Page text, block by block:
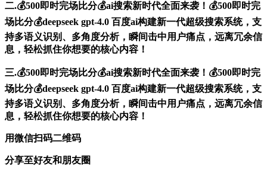
二.💰500即时完场比分💰ai搜索新时代全面来袭！💰500即时完
场比分💰deepseek gpt-4.0 百度ai构建新一代超级搜索系统，支
持多语义识别、多角度分析，瞬间击中用户痛点，远离冗余信
息，轻松抓住你想要的核心内容！
三.💰500即时完场比分💰ai搜索新时代全面来袭！💰500即时完
场比分💰deepseek gpt-4.0 百度ai构建新一代超级搜索系统，支
持多语义识别、多角度分析，瞬间击中用户痛点，远离冗余信
息，轻松抓住你想要的核心内容！
用微信扫码二维码
分享至好友和朋友圈